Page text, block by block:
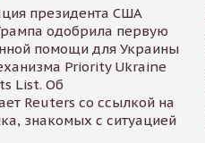
президента США
одобрила первую
помощи для Украины
Priority Ukraine
List. Об
Reuters со ссылкой на
знакомых с ситуацией